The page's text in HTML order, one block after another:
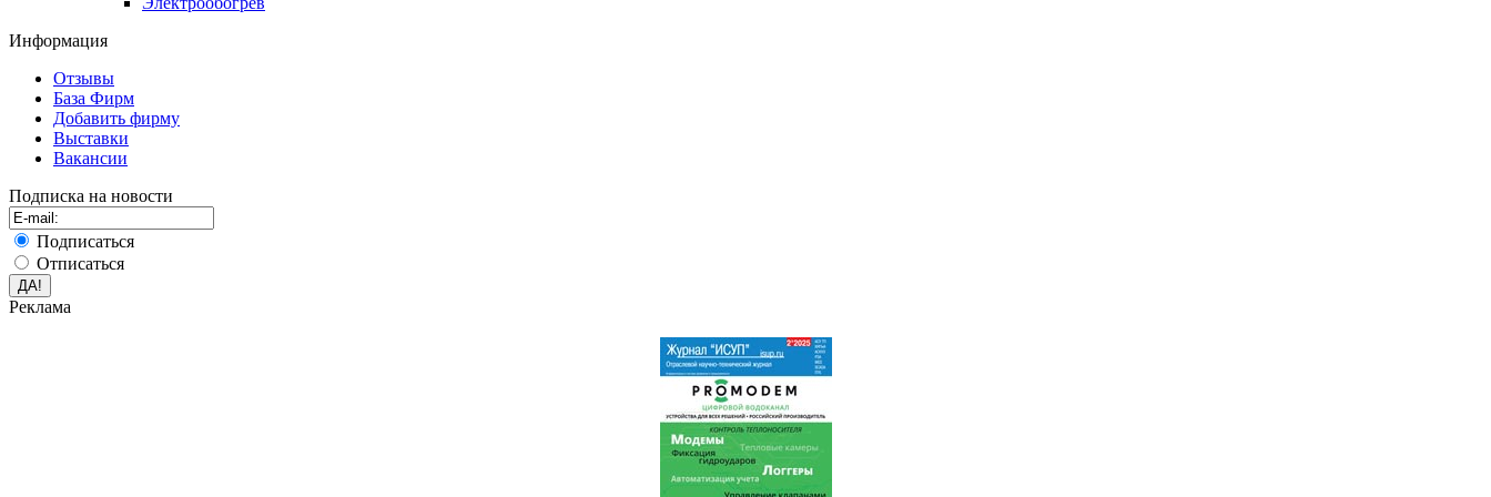
Информация
Отзывы
База Фирм
Добавить фирму
Выставки
Вакансии
Подписка на новости
Подписаться
Отписаться
Реклама